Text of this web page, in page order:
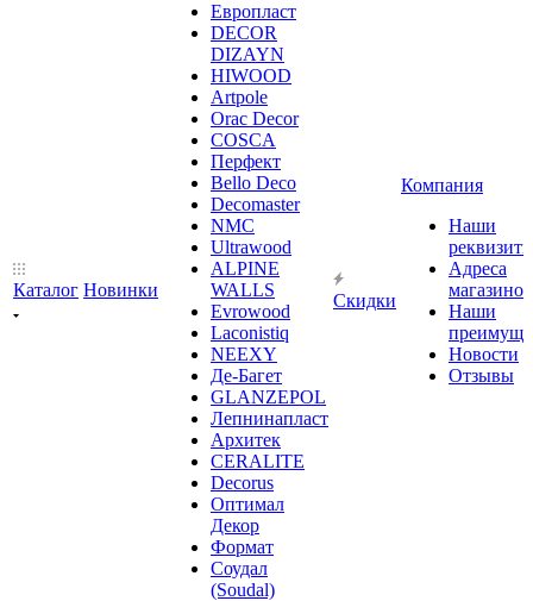
Каталог Новинки
Европласт
DECOR
DIZAYN
HIWOOD
Artpole
Orac Decor
COSCA
Перфект
Bello Deco
Decomaster
NMС
Ultrawood
ALPINE
WALLS
Evrowood
Laconistiq
NEEXY
Де-Багет
GLANZEPOL
Лепнинапласт
Архитек
CERALITE
Decorus
Оптимал
Декор
Формат
Соудал
(Soudal)
Скидки
Компания
Наши
Адреса
магазинов
Наши
Новости
Отзывы